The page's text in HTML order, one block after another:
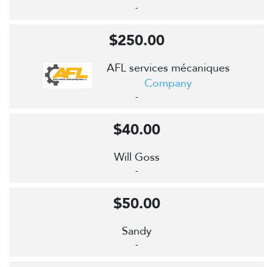
-
AFL services mécaniques
Company
-
$250.00
Will Goss
-
$40.00
Sandy
-
$50.00